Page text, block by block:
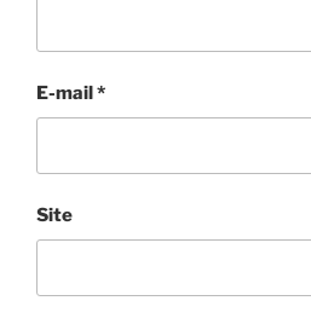
E-mail *
Site